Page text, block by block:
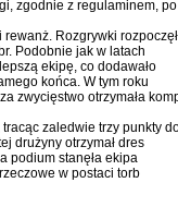
zgodnie z regulaminem, po
rewanż. Rozgrywki
Podobnie jak w latach
ekipę, co dodawało
końca. W tym roku
zwycięstwo otrzymała
zaledwie trzy punkty
drużyny otrzymał dres
podium stanęła ekipa
w postaci torb